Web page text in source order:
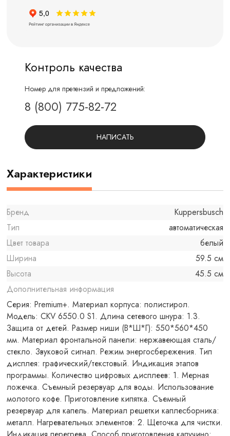
Контроль качества
Номер для претензий и предложений:
8 (800) 775-82-72
НАПИСАТЬ
Характеристики
Бренд
Kuppersbusch
Тип
автоматическая
Цвет товара
белый
Ширина
59.5 см
Высота
45.5 см
Дополнительная информация
Серия: Premium+. Материал корпуса: полистирол.
Модель: CKV 6550.0 S1. Длина сетевого шнура: 1.3.
Защита от детей. Размер ниши (В*Ш*Г): 550*560*450
мм. Материал фронтальной панели: нержавеющая сталь/
стекло. Звуковой сигнал. Режим энергосбережения. Тип
дисплея: графический/текстовый. Индикация этапов
программы. Количество цифровых дисплеев: 1. Мерная
ложечка. Съемный резервуар для воды. Использование
молотого кофе. Приготовление кипятка. Съемный
резервуар для капель. Материал решетки каплесборника:
металл. Нагревательных элементов: 2. Щеточка для чистки.